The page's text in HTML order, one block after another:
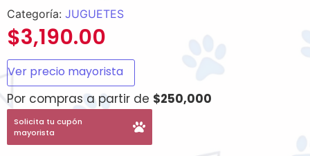
Categoría: JUGUETES
$3,190.00
Ver precio mayorista
Por compras a partir de $250,000
Solicita tu cupón
mayorista